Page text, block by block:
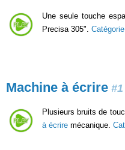
Une seule touche
Precisa 305".
Machine à écrire #1
Plusieurs bruits de
à écrire mécanique.